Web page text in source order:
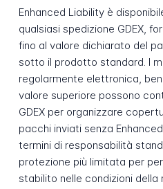
Enhanced Liability è
qualsiasi spedizione GDEX,
fino al valore dichiarato del
sotto il prodotto standard. I
regolarmente elettronica,
valore superiore possono
GDEX per organizzare
pacchi inviati senza
termini di responsabilità
protezione più limitata per
stabilito nelle condizioni della